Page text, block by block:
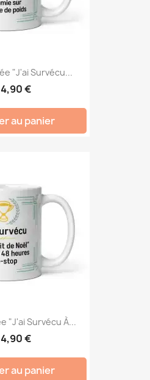
"J'ai Survécu...
€
au panier
"J'ai Survécu À...
€
au panier